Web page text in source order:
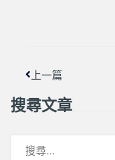
上一篇
搜尋文章